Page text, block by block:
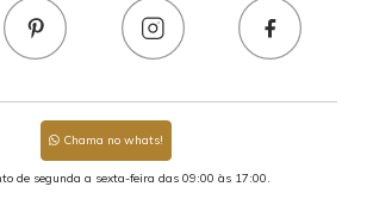
Chama no whats!
de segunda a sexta-feira das 09:00 às 17:00.